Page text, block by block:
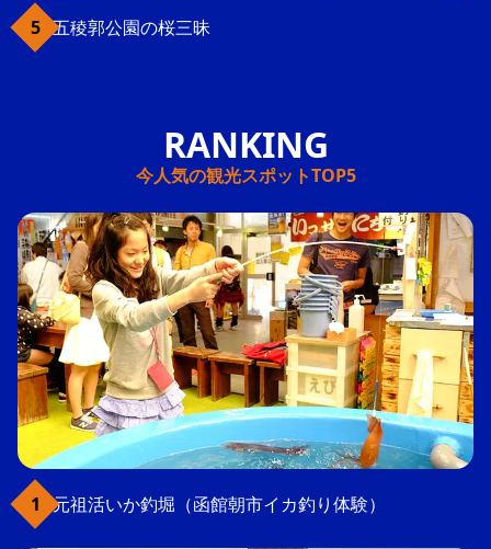
五稜郭公園の桜三昧
今人気の観光スポットTOP5
元祖活いか釣堀（函館朝市イカ釣り体験）